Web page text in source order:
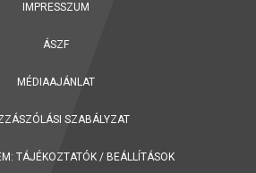
IMPRESSZUM
ÁSZF
MÉDIAAJÁNLAT
SZABÁLYZAT
TÁJÉKOZTATÓK / BEÁLLÍTÁSOK